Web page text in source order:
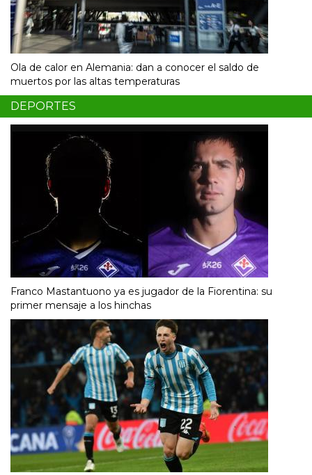
Ola de calor en Alemania: dan a conocer el saldo de
muertos por las altas temperaturas
DEPORTES
Franco Mastantuono ya es jugador de la Fiorentina: su
primer mensaje a los hinchas